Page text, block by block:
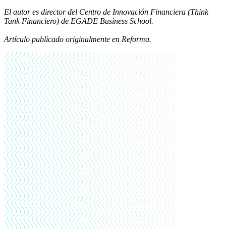
El autor es director del Centro de Innovación Financiera (Think
Tank Financiero) de EGADE Business School.
Artículo publicado originalmente en Reforma.